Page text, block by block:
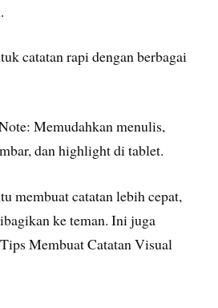
catatan rapi dengan berbagai
Memudahkan menulis,
dan highlight di tablet.
membuat catatan lebih cepat,
ke teman. Ini juga
Membuat Catatan Visual